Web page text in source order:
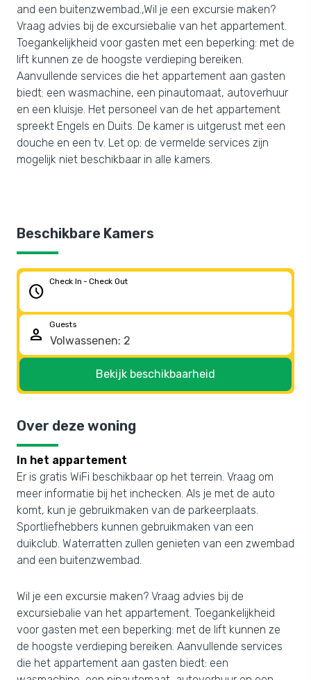
and een buitenzwembad.,Wil je een excursie maken?
Vraag advies bij de excursiebalie van het appartement.
Toegankelijkheid voor gasten met een beperking: met de
lift kunnen ze de hoogste verdieping bereiken.
Aanvullende services die het appartement aan gasten
biedt: een wasmachine, een pinautomaat, autoverhuur
en een kluisje. Het personeel van de het appartement
spreekt Engels en Duits. De kamer is uitgerust met een
douche en een tv. Let op: de vermelde services zijn
mogelijk niet beschikbaar in alle kamers.
Beschikbare Kamers
schedule
Check In - Check Out
person
Guests
Bekijk beschikbaarheid
Over deze woning
In het appartement
Er is gratis WiFi beschikbaar op het terrein. Vraag om
meer informatie bij het inchecken. Als je met de auto
komt, kun je gebruikmaken van de parkeerplaats.
Sportliefhebbers kunnen gebruikmaken van een
duikclub. Waterratten zullen genieten van een zwembad
and een buitenzwembad.
Wil je een excursie maken? Vraag advies bij de
excursiebalie van het appartement. Toegankelijkheid
voor gasten met een beperking: met de lift kunnen ze
de hoogste verdieping bereiken. Aanvullende services
die het appartement aan gasten biedt: een